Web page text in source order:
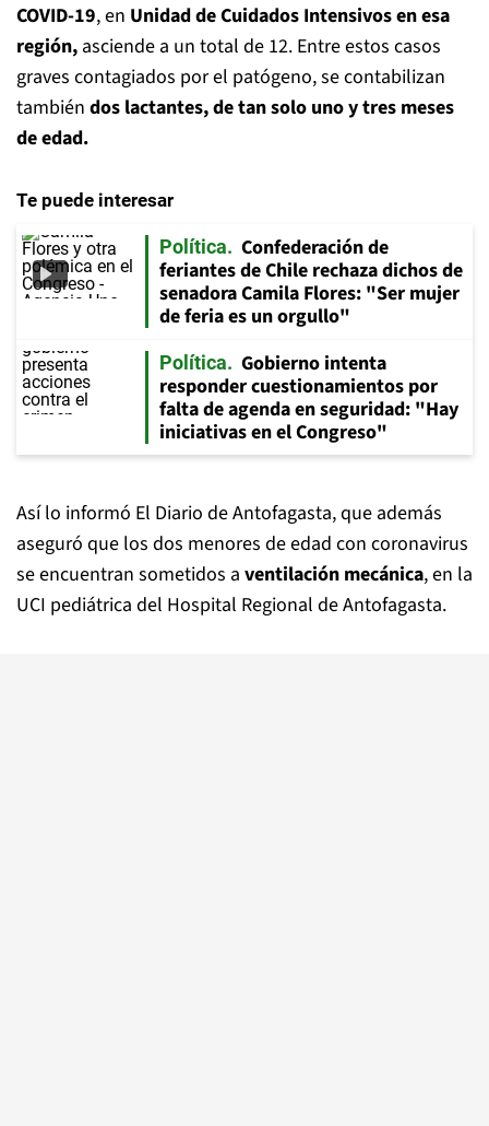
COVID-19, en Unidad de Cuidados Intensivos en esa
región, asciende a un total de 12. Entre estos casos
graves contagiados por el patógeno, se contabilizan
también dos lactantes, de tan solo uno y tres meses
de edad.
Te puede interesar
Política
Confederación de
feriantes de Chile rechaza dichos de
senadora Camila Flores: "Ser mujer
de feria es un orgullo"
Política
Gobierno intenta
responder cuestionamientos por
falta de agenda en seguridad: "Hay
iniciativas en el Congreso"
Así lo informó El Diario de Antofagasta, que además
aseguró que los dos menores de edad con coronavirus
se encuentran sometidos a ventilación mecánica, en la
UCI pediátrica del Hospital Regional de Antofagasta.